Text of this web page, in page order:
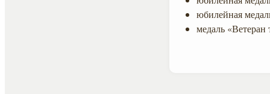
юбилейная
медаль «Ветеран